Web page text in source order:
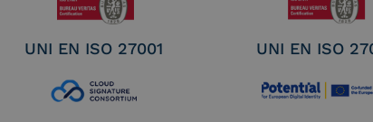
UNI EN ISO 27001 UNI EN ISO